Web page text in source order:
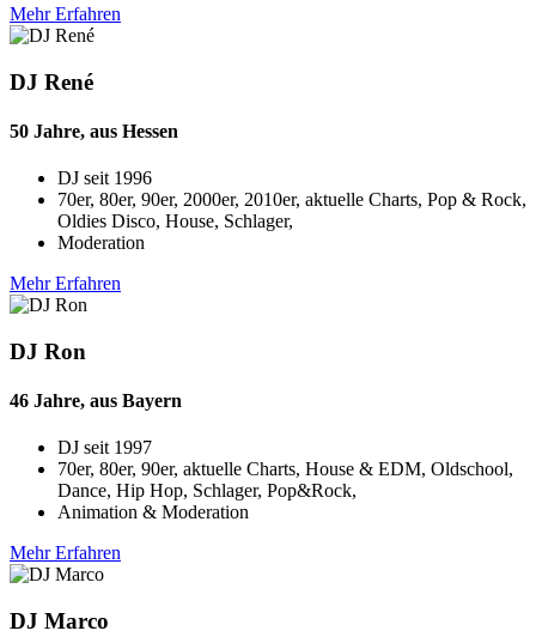
Mehr Erfahren
DJ René
50 Jahre, aus Hessen
DJ seit 1996
70er, 80er, 90er, 2000er, 2010er, aktuelle Charts, Pop & Rock,
Oldies Disco, House, Schlager,
Moderation
Mehr Erfahren
DJ Ron
46 Jahre, aus Bayern
DJ seit 1997
70er, 80er, 90er, aktuelle Charts, House & EDM, Oldschool,
Dance, Hip Hop, Schlager, Pop&Rock,
Animation & Moderation
Mehr Erfahren
DJ Marco